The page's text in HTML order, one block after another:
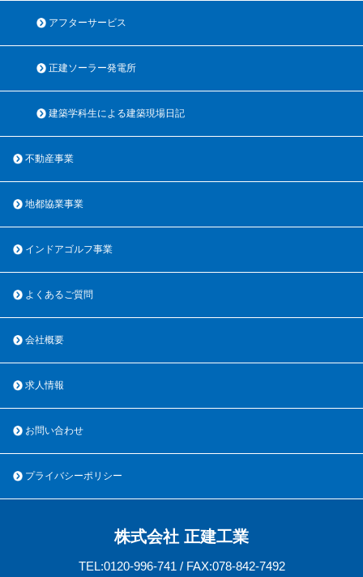
アフターサービス
正建ソーラー発電所
建築学科生による建築現場日記
不動産事業
地都協業事業
インドアゴルフ事業
よくあるご質問
会社概要
求人情報
お問い合わせ
プライバシーポリシー
株式会社 正建工業
TEL:0120-996-741 / FAX:078-842-7492